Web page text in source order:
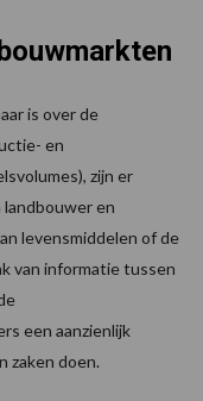
is over de
en
zijn er
en
levensmiddelen of de
van informatie tussen
een aanzienlijk
zaken doen.